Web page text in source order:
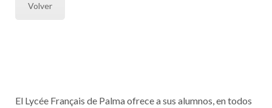
Volver
El Lycée Français de Palma ofrece a sus alumnos, en todos